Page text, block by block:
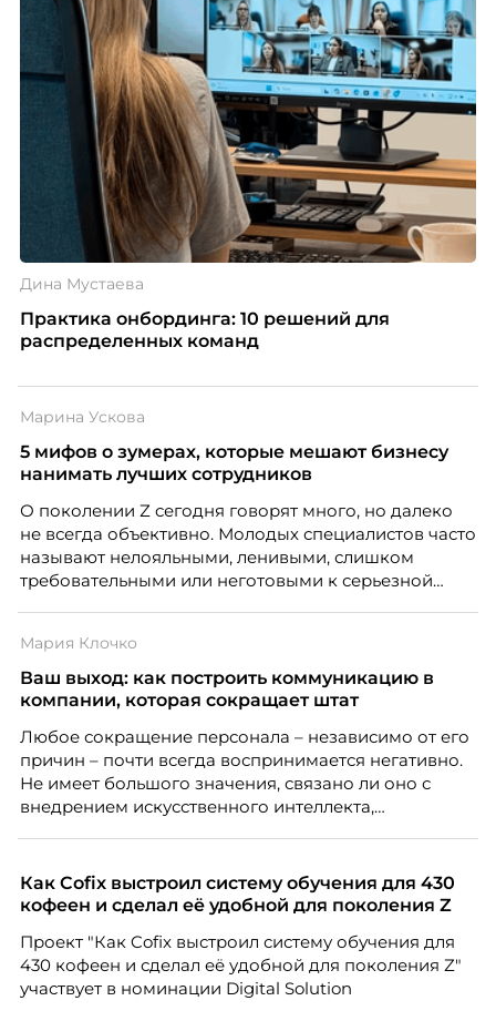
Дина Мустаева
Практика онбординга: 10 решений для
распределенных команд
Марина Ускова
5 мифов о зумерах, которые мешают бизнесу
нанимать лучших сотрудников
О поколении Z сегодня говорят много, но далеко
не всегда объективно. Молодых специалистов часто
называют нелояльными, ленивыми, слишком
требовательными или неготовыми к серьезной
кадровых ошибок. В этой статье Марина Ускова,
руководитель отдела подбора персонала
рекрутинговой компании, разбирает самые
почему устаревшие представления мешают
бизнесу находить и удерживать сильных
сотрудников.
Мария Клочко
Ваш выход: как построить коммуникацию в
компании, которая сокращает штат
Любое сокращение персонала – независимо от его
причин – почти всегда воспринимается негативно.
Не имеет большого значения, связано ли оно с
внедрением искусственного интеллекта,
структуры компании. Для сотрудников сокращения
означают потерю стабильности, а для внешнего
рынка становятся сигналом о возможных
проблемах организации. В результате увольнения
нередко превращаются в фактор, который
негативно влияет HR-бренд работодателя.
Как Cofix выстроил систему обучения для 430
кофеен и сделал её удобной для поколения Z
Проект "Как Cofix выстроил систему обучения для
430 кофеен и сделал её удобной для поколения Z"
участвует в номинации Digital Solution